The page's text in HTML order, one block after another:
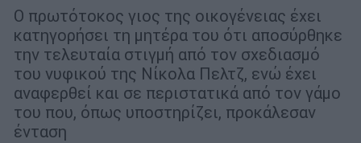
Ο πρωτότοκος γιος της οικογένειας έχει
κατηγορήσει τη μητέρα του ότι αποσύρθηκε
την τελευταία στιγμή από τον σχεδιασμό
του νυφικού της Νίκολα Πελτζ, ενώ έχει
αναφερθεί και σε περιστατικά από τον γάμο
του που, όπως υποστηρίζει, προκάλεσαν
ένταση